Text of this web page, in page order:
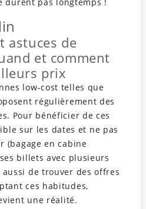
astuces de
et comment
prix
low-cost telles que
régulièrement des
Pour bénéficier de ces
sur les dates et ne pas
(bagage en cabine
billets avec plusieurs
aussi de trouver des offres
ces habitudes,
une réalité.